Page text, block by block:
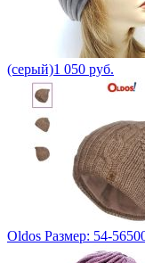
(серый)1 050 руб.
Oldos Размер: 54-56